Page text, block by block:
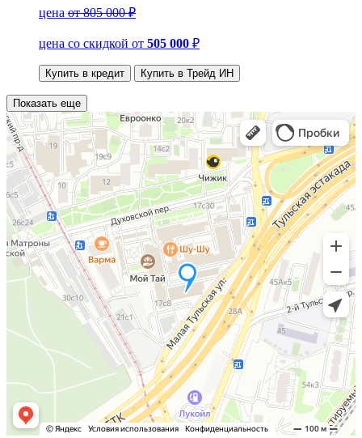
цена от 805 000 ₽
цена со скидкой от 505 000 ₽
Купить в кредит Купить в Трейд ИН
Показать еще